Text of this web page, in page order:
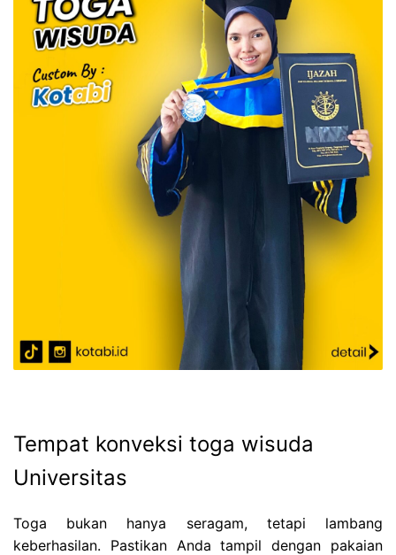
Tempat konveksi toga wisuda
Universitas
Toga bukan hanya seragam, tetapi lambang
keberhasilan. Pastikan Anda tampil dengan pakaian